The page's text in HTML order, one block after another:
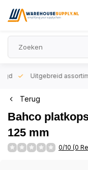
Uitgebreid
Terug
Bahco
125 mm
0/10 (0